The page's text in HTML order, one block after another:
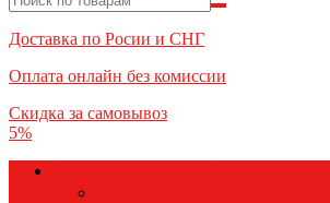
Доставка по Росии и СНГ
Оплата онлайн без комиссии
Скидка за самовывоз
5%